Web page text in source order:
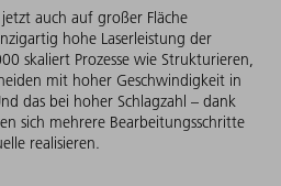
auch auf großer Fläche
hohe Laserleistung der
skaliert Prozesse wie Strukturieren,
mit hoher Geschwindigkeit in
das bei hoher Schlagzahl – dank
sich mehrere Bearbeitungsschritte
realisieren.